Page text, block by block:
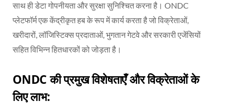
साथ ही डेटा गोपनीयता और सुरक्षा सुनिश्चित करना है। ONDC
प्लेटफॉर्म एक केंद्रीकृत हब के रूप में कार्य करता है जो विक्रेताओं,
खरीदारों, लॉजिस्टिक्स प्रदाताओं, भुगतान गेटवे और सरकारी एजेंसियों
सहित विभिन्न हितधारकों को जोड़ता है।
ONDC की प्रमुख विशेषताएँ और विक्रेताओं के
लिए लाभ: